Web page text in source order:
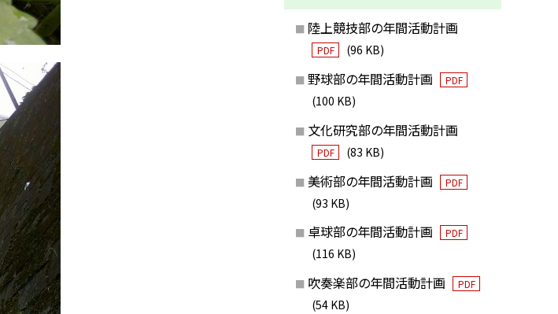
陸上競技部の年間活動計画
PDF (96 KB)
野球部の年間活動計画 PDF
(100 KB)
文化研究部の年間活動計画
PDF (83 KB)
美術部の年間活動計画 PDF
(93 KB)
卓球部の年間活動計画 PDF
(116 KB)
吹奏楽部の年間活動計画 PDF
(54 KB)